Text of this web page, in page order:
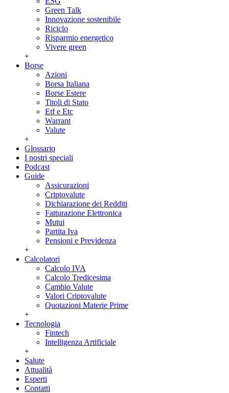
Green Talk
Innovazione sostenibile
Riciclo
Risparmio energetico
Vivere green
+
Borse
Azioni
Borsa Italiana
Borse Estere
Titoli di Stato
Etf e Etc
Warrant
Valute
+
Glossario
I nostri speciali
Podcast
Guide
Assicurazioni
Criptovalute
Dichiarazione dei Redditi
Fatturazione Elettronica
Mutui
Partita Iva
Pensioni e Previdenza
+
Calcolatori
Calcolo IVA
Calcolo Tredicesima
Cambio Valute
Valori Criptovalute
Quotazioni Materie Prime
+
Tecnologia
Fintech
Intelligenza Artificiale
+
Salute
Attualità
Esperti
Contatti